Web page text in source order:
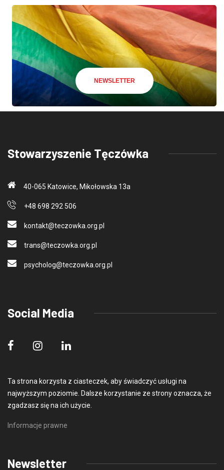
NEWSLETTER
Stowarzyszenie Tęczówka
40-065 Katowice, Mikołowska 13a
+48 698 292 506
kontakt@teczowka.org.pl
trans@teczowka.org.pl
psycholog@teczowka.org.pl
Social Media
Ta strona korzysta z ciasteczek, aby świadczyć usługi na
najwyższym poziomie. Dalsze korzystanie ze strony oznacza, że
zgadzasz się na ich użycie.
Informacje prawne
Newsletter